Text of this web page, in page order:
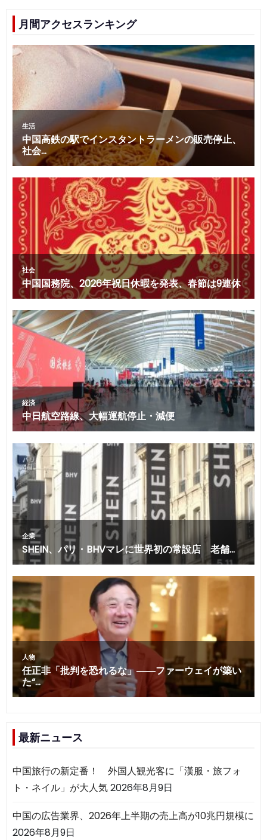
月間アクセスランキング
最新ニュース
中国旅行の新定番！ 外国人観光客に「漢服・旅フォ
ト・ネイル」が大人気2026年8月9日
中国の広告業界、2026年上半期の売上高が10兆円規模に
2026年8月9日